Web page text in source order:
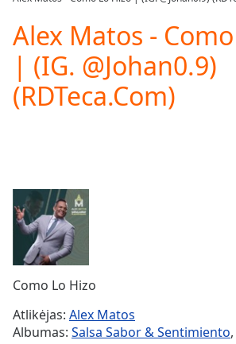
Video
Play
Skip
Backward
Skip
Forward
Duration-:-
Loaded:
0.00%
Stream
TypeLIVE
Seek to
live,
behind
liveLIVE
Alex Matos -
| (IG. @Johan0.9)
(RDTeca.Com)
Como Lo Hizo
Atlikėjas: Alex Matos
Albumas: Salsa Sabor & Sentimiento